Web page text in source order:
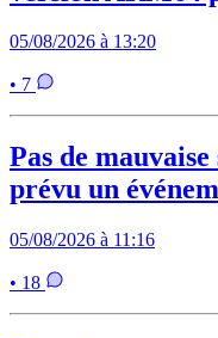
05/08/2026 à 13:20
• 7
Pas de
prévu un
05/08/2026 à 11:16
• 18